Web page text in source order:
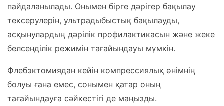
пайдаланылады. Онымен бірге дәрігер бақылау
тексерулерін, ультрадыбыстық бақылауды,
асқынулардың дәрілік профилактикасын және жеке
белсенділік режимін тағайындауы мүмкін.
Флебэктомиядан кейін компрессиялық өнімнің
болуы ғана емес, сонымен қатар оның
тағайындауға сәйкестігі де маңызды.